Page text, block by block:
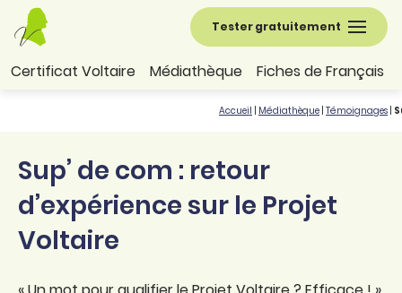
Tester gratuitement
Certificat Voltaire Médiathèque Fiches de Français
Accueil Médiathèque Témoignages
Sup’ de com : retour
d’expérience sur le Projet
Voltaire